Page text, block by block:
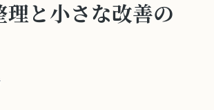
理と小さな改善の